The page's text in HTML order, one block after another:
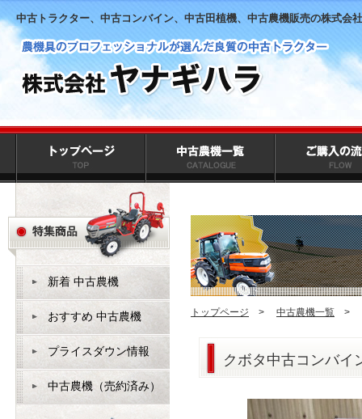
中古トラクター、中古コンバイン、中古田植機、中古農機販売の株式会
トップページ > 中古農機一覧 >
クボタ中古コンバ
新着 中古農機
おすすめ 中古農機
プライスダウン情報
中古農機（売約済み）